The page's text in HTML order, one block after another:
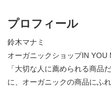
プロフィール
鈴木マナミ
オーガニックショップIN YOU
「大切な人に薦められる商品
に、オーガニックの商品にふれ